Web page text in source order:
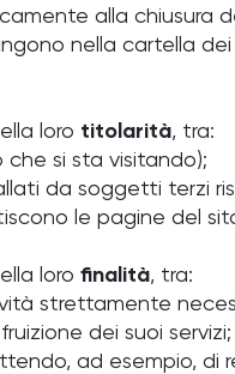
alla chiusura
nella cartella
loro titolarità, tra:
si sta visitando);
da soggetti terzi
le pagine del
loro finalità, tra:
strettamente
dei suoi
ad esempio,